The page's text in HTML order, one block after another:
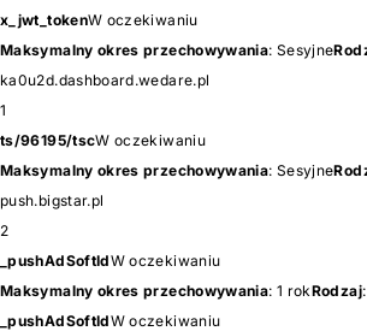
x_jwt_tokenW oczekiwaniu
Maksymalny okres przechowywania: Sesyjne
ka0u2d.dashboard.wedare.pl
1
ts/96195/tscW oczekiwaniu
Maksymalny okres przechowywania: Sesyjne
push.bigstar.pl
2
_pushAdSoftIdW oczekiwaniu
Maksymalny okres przechowywania: 1 rokRodzaj
_pushAdSoftIdW oczekiwaniu